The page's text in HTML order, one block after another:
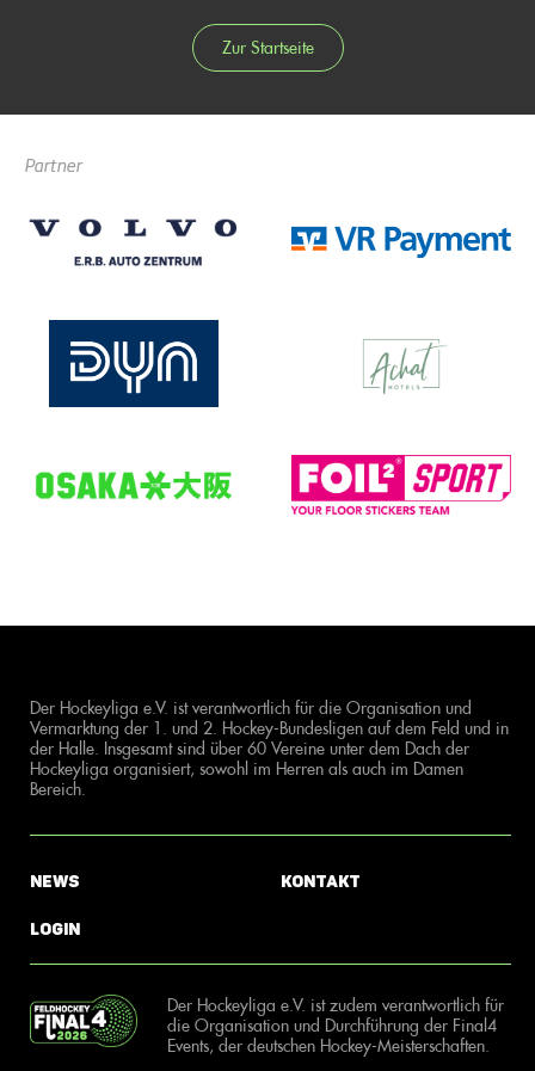
Zur Startseite
Partner
Der Hockeyliga e.V. ist verantwortlich für die Organisation und
Vermarktung der 1. und 2. Hockey-Bundesligen auf dem Feld und in
der Halle. Insgesamt sind über 60 Vereine unter dem Dach der
Hockeyliga organisiert, sowohl im Herren als auch im Damen
Bereich.
News
Login
Kontakt
Der Hockeyliga e.V. ist zudem verantwortlich für
die Organisation und Durchführung der Final4
Events, der deutschen Hockey-Meisterschaften.